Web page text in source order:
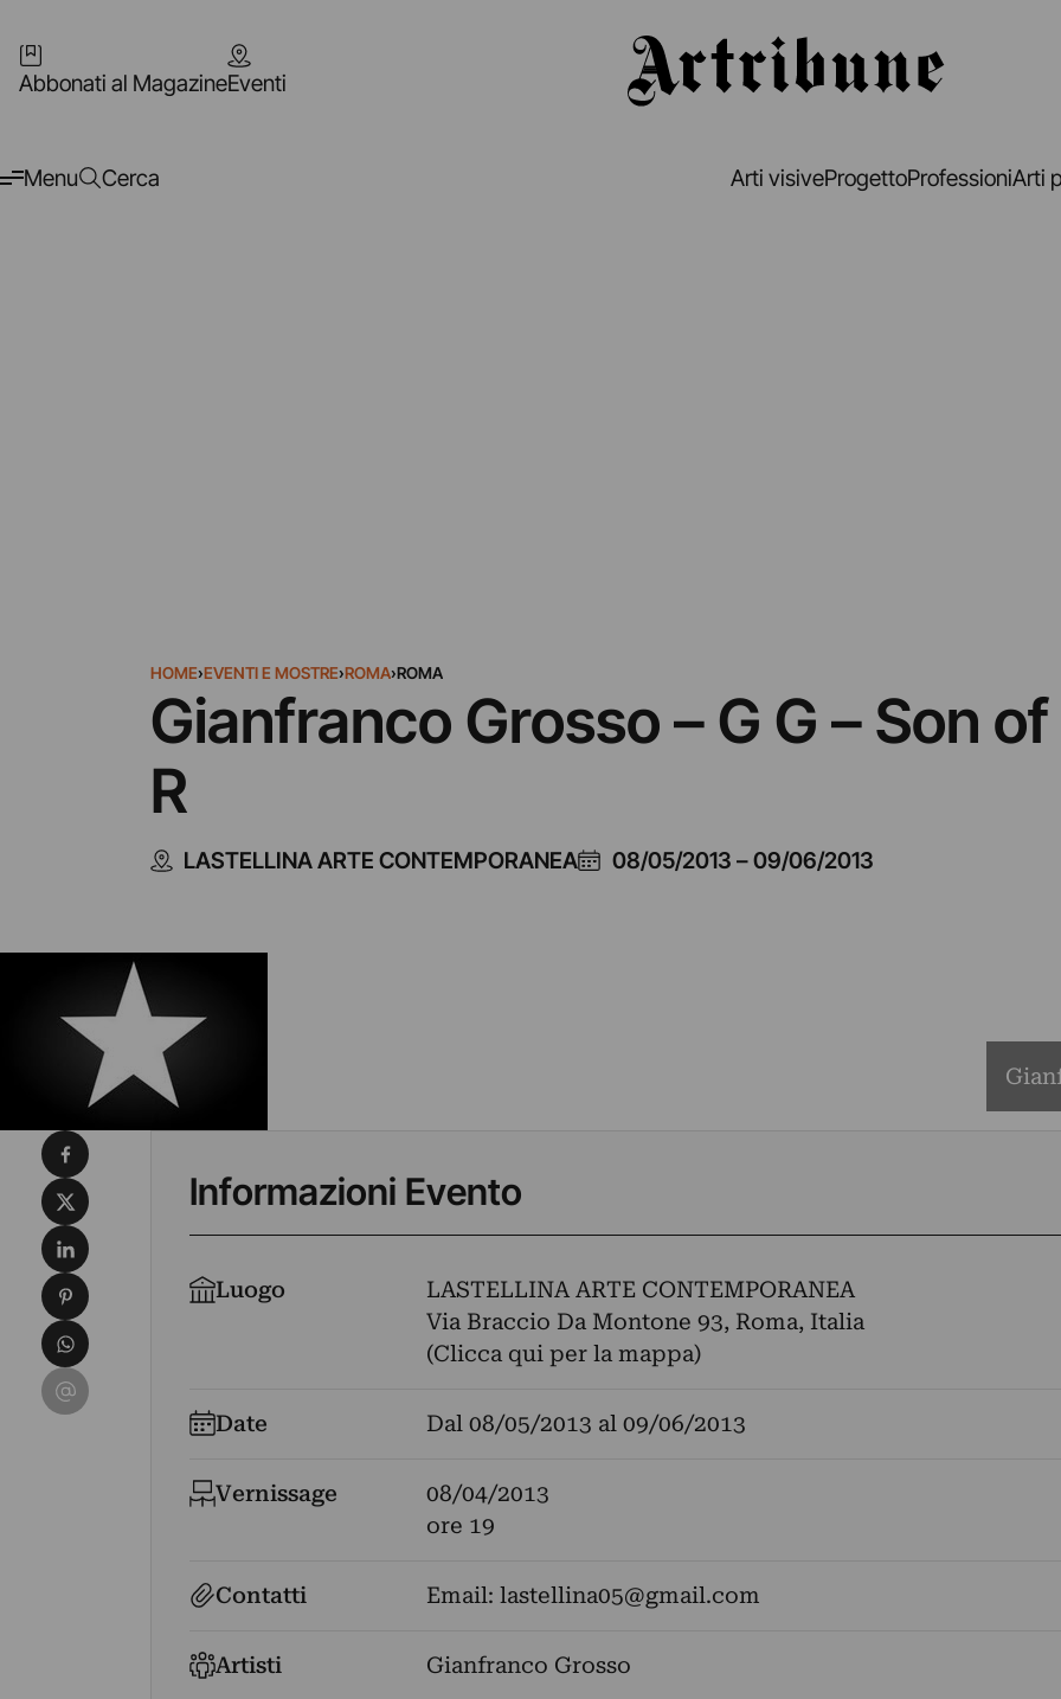
Abbonati al MagazineEventi
Menu Cerca Arti visiveProgettoProfessioniArti
HOME›EVENTI E MOSTRE›ROMA›ROMA
Gianfranco Grosso – G G – Son
R
LASTELLINA ARTE CONTEMPORANEA 08/05/2013 –09/06/2013
Informazioni Evento
Luogo
LASTELLINA ARTE CONTEMPORANEA
Via Braccio Da Montone 93, Roma, Italia
(Clicca qui per la mappa)
Date Dal 08/05/2013 al 09/06/2013
Vernissage
08/04/2013
ore 19
Contatti Email: lastellina05@gmail.com
Artisti Gianfranco Grosso
Condividi su Facebook
Condividi su X
Condividi su LinkedIn
Condividi su Pinterest
Condividi su WhatsApp
Condividi su Email